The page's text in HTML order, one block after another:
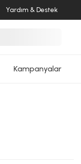
Yardım & Destek
Kampanyalar